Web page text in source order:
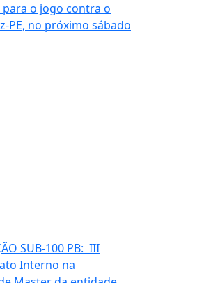
o jogo contra o
PE, no próximo sábado
SUB-100 PB: III
Interno na